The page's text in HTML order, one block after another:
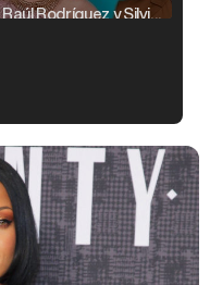
Raúl Rodríguez y Silvia Taulés nos cuentan su papel en 'La familia de la tele'
Carlota Corredera y Javier de Hoyos: "La tele tiene que representar al público también y aquí están todos los perfiles posibles&quo;